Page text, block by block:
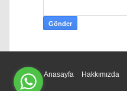
Anasayfa Hakkımızda